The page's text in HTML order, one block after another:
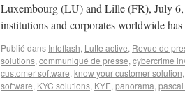
Luxembourg (LU) and Lille (FR), July 6,
institutions and corporates worldwide
Publié dans Infoflash, Lutte active, Revue de
solutions, communiqué de presse, cybercrime
customer software, know your customer solution,
software, KYC solutions, KYE, panorama,